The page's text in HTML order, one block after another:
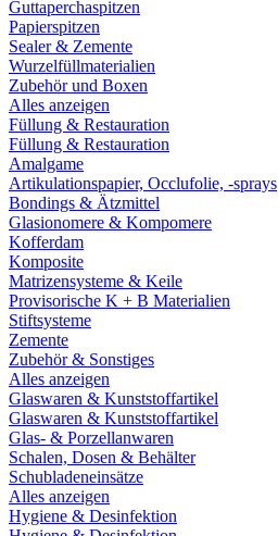
Guttaperchaspitzen
Papierspitzen
Sealer & Zemente
Wurzelfüllmaterialien
Zubehör und Boxen
Alles anzeigen
Füllung & Restauration
Füllung & Restauration
Amalgame
Artikulationspapier, Occlufolie, -sprays
Bondings & Ätzmittel
Glasionomere & Kompomere
Kofferdam
Komposite
Matrizensysteme & Keile
Provisorische K + B Materialien
Stiftsysteme
Zemente
Zubehör & Sonstiges
Alles anzeigen
Glaswaren & Kunststoffartikel
Glaswaren & Kunststoffartikel
Glas- & Porzellanwaren
Schalen, Dosen & Behälter
Schubladeneinsätze
Alles anzeigen
Hygiene & Desinfektion